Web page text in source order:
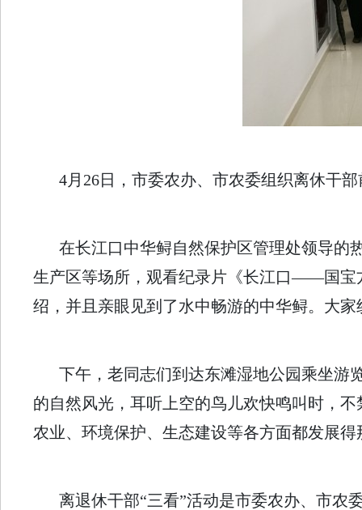
4月26日，市委农办、市农委组织离休干
在长江口中华鲟自然保护区管理处领导的
生产区等场所，观看纪录片《长江口——国宝
绍，并且亲眼见到了水中畅游的中华鲟。大
下午，老同志们到达东滩湿地公园乘坐游
的自然风光，耳听上空的鸟儿欢快鸣叫时，
农业、环境保护、生态建设等各方面都发展
离退休干部“三看”活动是市委农办、市农